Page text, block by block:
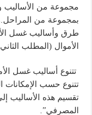
مجموعة من الأساليب
بمجموعة من المراحل.و
طرق وأساليب غسل
الأموال (المطلب
تتنوع أساليب غسل
تتنوع حسب الإمكانات
تقسيم هذه الأساليب
المصرفي”.